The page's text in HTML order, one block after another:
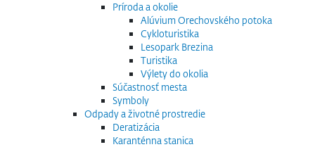
Príroda a okolie
Alúvium Orechovského potoka
Cykloturistika
Lesopark Brezina
Turistika
Výlety do okolia
Súčastnosť mesta
Symboly
Odpady a životné prostredie
Deratizácia
Karanténna stanica